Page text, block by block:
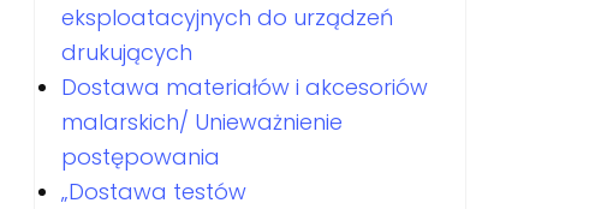
eksploatacyjnych do urządzeń
drukujących
Dostawa materiałów i akcesoriów
malarskich/ Unieważnienie
postępowania
„Dostawa testów